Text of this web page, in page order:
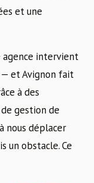
et une
agence intervient
— et Avignon fait
à des
gestion de
nous déplacer
un obstacle. Ce